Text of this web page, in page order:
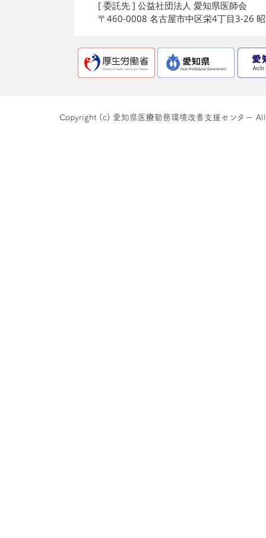
[ 委託先 ] 公益社団法人 愛知県医師会
〒460-0008 名古屋市中区栄4丁目3-26
Copyright (c) 愛知県医療勤務環境改善支援センター